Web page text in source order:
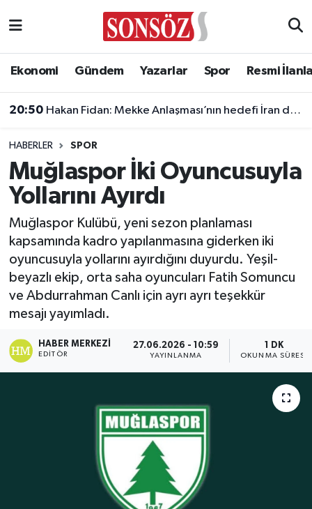
Ekonomi Gündem Yazarlar Spor Resmi
20:50 Hakan Fidan: Mekke Anlaşması’nın hedefi İran değil
HABERLER SPOR
Muğlaspor İki Oyuncusuyla
Yollarını Ayırdı
Muğlaspor Kulübü, yeni sezon planlaması
kapsamında kadro yapılanmasına giderken iki
oyuncusuyla yollarını ayırdığını duyurdu. Yeşil-
beyazlı ekip, orta saha oyuncuları Fatih Somuncu
ve Abdurrahman Canlı için ayrı ayrı teşekkür
mesajı yayımladı.
HABER MERKEZI
EDITÖR
27.06.2026 - 10:59
YAYINLANMA
1 DK
OKUNMA SÜRESI
Asayiş
Biyografi
Çevre
Diğer
Dünya
Eğitim
Ekonomi
Eleman
Ankara Nöbetçi Eczaneler
Ankara Trafik Yoğunluk Haritası
Süper Lig Puan Durumu ve Fikstür
Tüm Manşetler
Son Dakika Haberleri
Haber Arşivi